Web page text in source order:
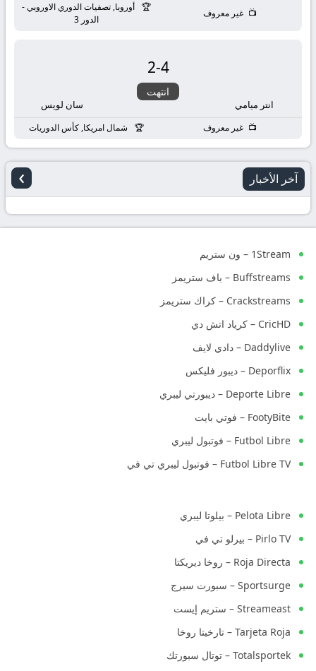
غير معروف
أوروبا, تصفيات الدوري الاوروبي -
الدور 3
انتر ميامي
4
-
2
انتهت
سان لويس
غير معروف شمال امريكا, كأس الدوريات
آخر الأخبار ›
1Stream – ون ستريم
Buffstreams – باف ستريمز
Crackstreams – كراك ستريمز
CricHD – كرياد اتش دي
Daddylive – دادي لايف
Deporflix – ديبور فليكس
Deporte Libre – ديبورتي ليبري
FootyBite – فوتي بايت
Futbol Libre – فوتبول ليبري
Futbol Libre TV – فوتبول ليبري تي في
Pelota Libre – بيلوتا ليبري
Pirlo TV – بيرلو تي في
Roja Directa – روخا ديريكتا
Sportsurge – سبورت سيرج
Streameast – ستريم إيست
Tarjeta Roja – تارخيتا روخا
Totalsportek – توتال سبورتك